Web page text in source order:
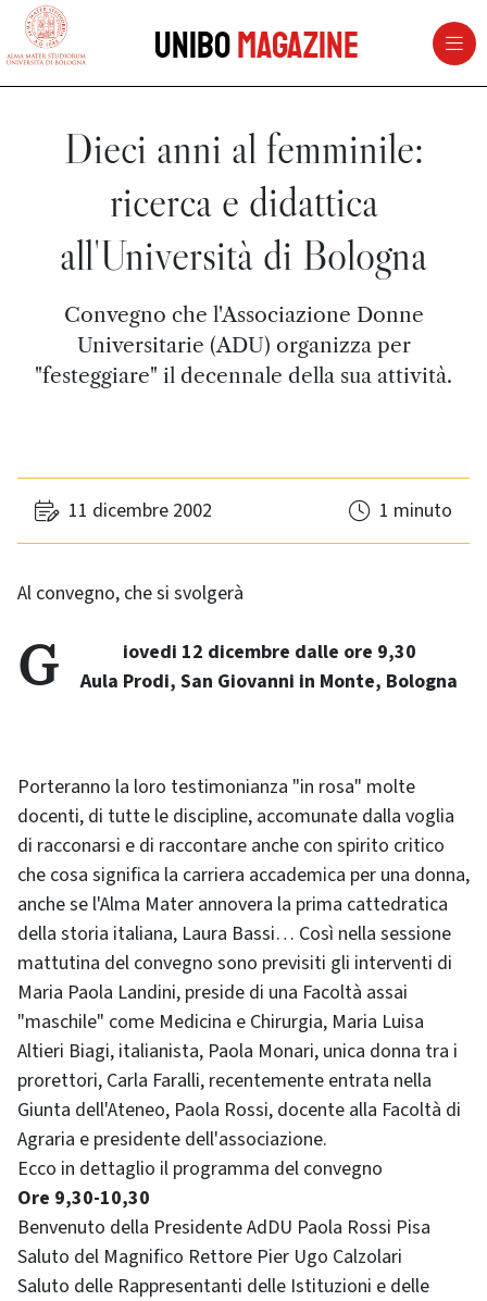
vai al contenuto della pagina
UniboMagazine
Dieci anni al femminile:
ricerca e didattica
all'Università di Bologna
Convegno che l'Associazione Donne
Universitarie (ADU) organizza per
"festeggiare" il decennale della sua attività.
11 dicembre 2002 1 minuto
Al convegno, che si svolgerà
Giovedi 12 dicembre dalle ore 9,30
Aula Prodi, San Giovanni in Monte, Bologna
Porteranno la loro testimonianza "in rosa" molte
docenti, di tutte le discipline, accomunate dalla voglia
di racconarsi e di raccontare anche con spirito critico
che cosa significa la carriera accademica per una donna,
anche se l'Alma Mater annovera la prima cattedratica
della storia italiana, Laura Bassi… Così nella sessione
mattutina del convegno sono previsiti gli interventi di
Maria Paola Landini, preside di una Facoltà assai
"maschile" come Medicina e Chirurgia, Maria Luisa
Altieri Biagi, italianista, Paola Monari, unica donna tra i
prorettori, Carla Faralli, recentemente entrata nella
Giunta dell'Ateneo, Paola Rossi, docente alla Facoltà di
Agraria e presidente dell'associazione.
Ecco in dettaglio il programma del convegno
Ore 9,30-10,30
Benvenuto della Presidente AdDU Paola Rossi Pisa
Saluto del Magnifico Rettore Pier Ugo Calzolari
Saluto delle Rappresentanti delle Istituzioni e delle